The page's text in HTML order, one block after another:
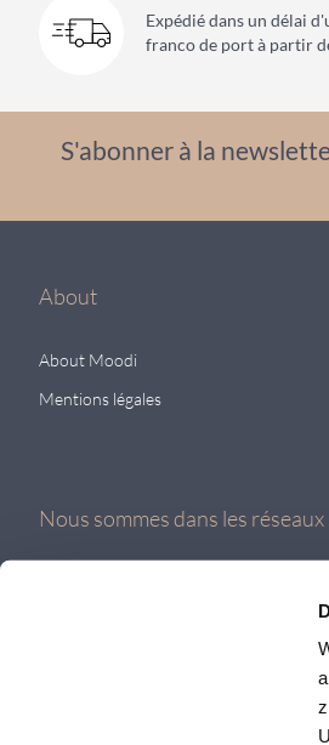
Expédié dans un délai
franco de port à partir
S'abonner à la
About
About Moodi
Mentions légales
Nous sommes dans les